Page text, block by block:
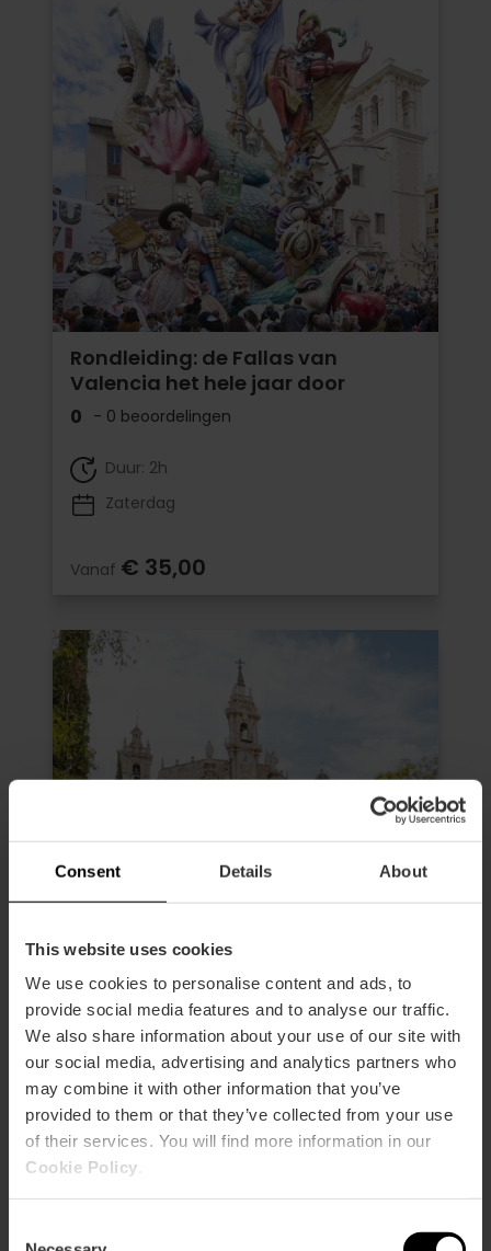
Consent Details About
This website uses cookies
We use cookies to personalise content and ads, to
provide social media features and to analyse our traffic.
We also share information about your use of our site with
our social media, advertising and analytics partners who
may combine it with other information that you’ve
provided to them or that they’ve collected from your use
of their services. You will find more information in our
Cookie Policy
Rondleiding: de Fallas van
Valencia het hele jaar door
0 - 0 beoordelingen
Duur: 2h
Zaterdag
Vanaf € 35,00
Toegang tot de kerk van Santos
Juanes met ‘Barroc Immersive’
videomapping
4.7 - 6 beoordelingen
-1 € València Tourist Card